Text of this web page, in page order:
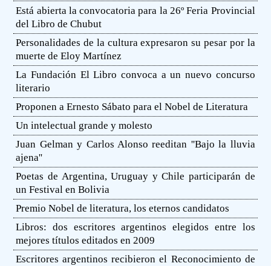
Está abierta la convocatoria para la 26º Feria Provincial
del Libro de Chubut
Personalidades de la cultura expresaron su pesar por la
muerte de Eloy Martínez
La Fundación El Libro convoca a un nuevo concurso
literario
Proponen a Ernesto Sábato para el Nobel de Literatura
Un intelectual grande y molesto
Juan Gelman y Carlos Alonso reeditan ''Bajo la lluvia
ajena''
Poetas de Argentina, Uruguay y Chile participarán de
un Festival en Bolivia
Premio Nobel de literatura, los eternos candidatos
Libros: dos escritores argentinos elegidos entre los
mejores títulos editados en 2009
Escritores argentinos recibieron el Reconocimiento de